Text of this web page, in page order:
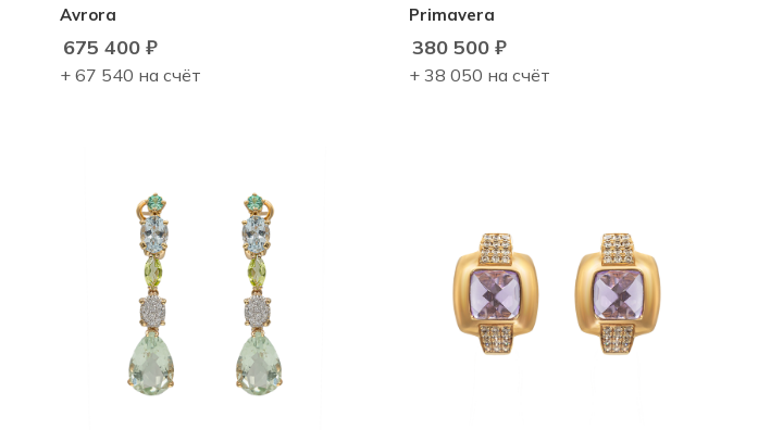
Avrora
675 400 ₽
+ 67 540 на счёт
Primavera
380 500₽
+ 38 050 на счёт